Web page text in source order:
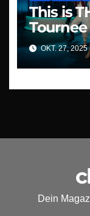
This is
Tournee
OKT. 27, 2025
Dein